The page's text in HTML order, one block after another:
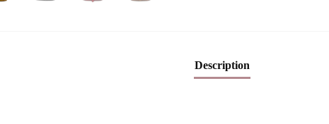
Description